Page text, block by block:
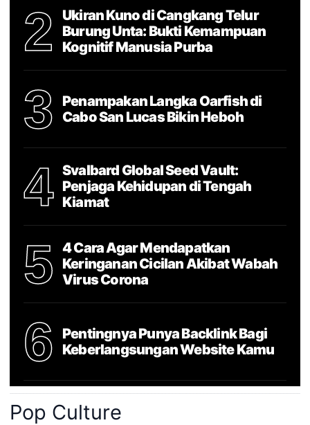
2
Ukiran Kuno di Cangkang Telur
Burung Unta: Bukti Kemampuan
Kognitif Manusia Purba
3
Penampakan Langka Oarfish di
Cabo San Lucas Bikin Heboh
4
Svalbard Global Seed Vault:
Penjaga Kehidupan di Tengah
Kiamat
5
4 Cara Agar Mendapatkan
Keringanan Cicilan Akibat Wabah
Virus Corona
6
Pentingnya Punya Backlink Bagi
Keberlangsungan Website Kamu
Pop Culture